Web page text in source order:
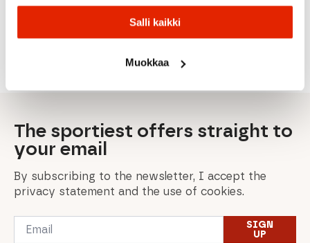
Salli kaikki
Muokkaa
100,00 €
The sportiest offers straight to
your email
By subscribing to the newsletter, I accept the
privacy statement and the use of cookies.
Email
SIGN
UP